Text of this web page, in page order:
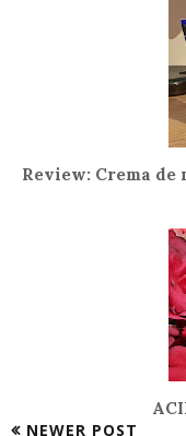
Review: Crema
NEWER POST